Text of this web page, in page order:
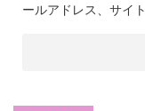
ールアドレス、サイ